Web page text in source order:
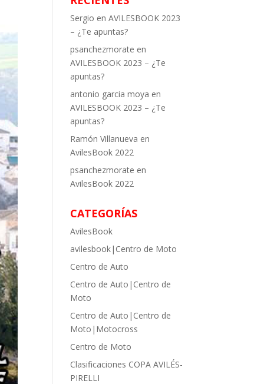
Sergio enAVILESBOOK 2023
– ¿Te apuntas?
psanchezmorate en
AVILESBOOK 2023 – ¿Te
apuntas?
antonio garcia moya en
AVILESBOOK 2023 – ¿Te
apuntas?
Ramón Villanueva en
AvilesBook 2022
psanchezmorate en
AvilesBook 2022
CATEGORÍAS
AvilesBook
avilesbook|Centro de Moto
Centro de Auto
Centro de Auto|Centro de
Moto
Centro de Auto|Centro de
Moto|Motocross
Centro de Moto
Clasificaciones COPA AVILÉS-
PIRELLI